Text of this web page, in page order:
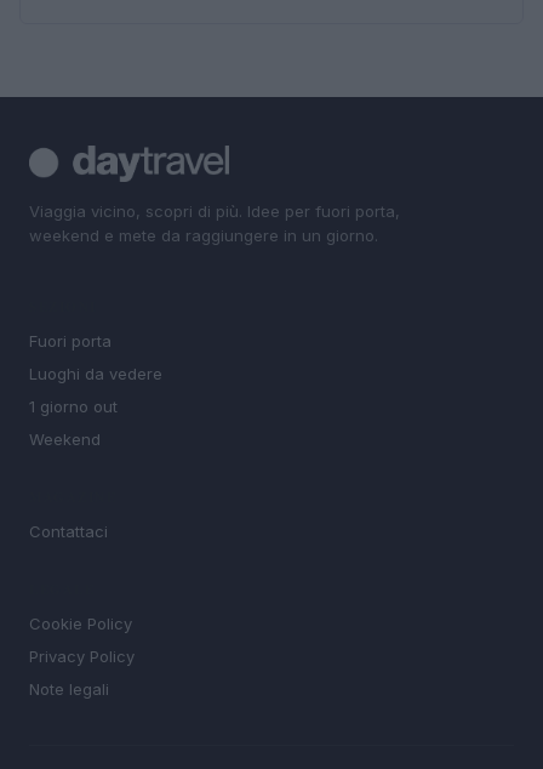
Viaggia vicino, scopri di più. Idee per fuori porta,
weekend e mete da raggiungere in un giorno.
Fuori porta
Luoghi da vedere
1 giorno out
Weekend
Contattaci
Cookie Policy
Privacy Policy
Note legali